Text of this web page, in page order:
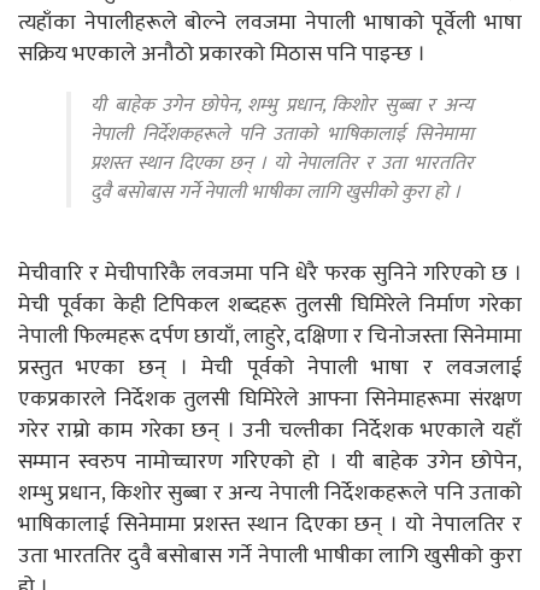
त्यहाँका नेपालीहरूले बोल्ने लवजमा नेपाली भाषाको पूर्वेली भाषा
सक्रिय भएकाले अनौठो प्रकारको मिठास पनि पाइन्छ ।
यी बाहेक उगेन छोपेन, शम्भु प्रधान, किशोर सुब्बा र अन्य
नेपाली निर्देशकहरूले पनि उताको भाषिकालाई सिनेमामा
प्रशस्त स्थान दिएका छन् । यो नेपालतिर र उता भारततिर
दुवै बसोबास गर्ने नेपाली भाषीका लागि खुसीको कुरा हो ।
मेचीवारि र मेचीपारिकै लवजमा पनि धेरै फरक सुनिने गरिएको छ ।
मेची पूर्वका केही टिपिकल शब्दहरू तुलसी घिमिरेले निर्माण गरेका
नेपाली फिल्महरू दर्पण छायाँ, लाहुरे, दक्षिणा र चिनोजस्ता सिनेमामा
प्रस्तुत भएका छन् । मेची पूर्वको नेपाली भाषा र लवजलाई
एकप्रकारले निर्देशक तुलसी घिमिरेले आफ्ना सिनेमाहरूमा संरक्षण
गरेर राम्रो काम गरेका छन् । उनी चल्तीका निर्देशक भएकाले यहाँ
सम्मान स्वरुप नामोच्चारण गरिएको हो । यी बाहेक उगेन छोपेन,
शम्भु प्रधान, किशोर सुब्बा र अन्य नेपाली निर्देशकहरूले पनि उताको
भाषिकालाई सिनेमामा प्रशस्त स्थान दिएका छन् । यो नेपालतिर र
उता भारततिर दुवै बसोबास गर्ने नेपाली भाषीका लागि खुसीको कुरा